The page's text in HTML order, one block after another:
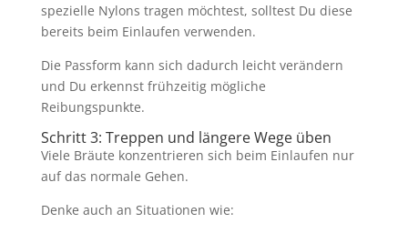
spezielle Nylons tragen möchtest, solltest Du diese
bereits beim Einlaufen verwenden.
Die Passform kann sich dadurch leicht verändern
und Du erkennst frühzeitig mögliche
Reibungspunkte.
Schritt 3: Treppen und längere Wege üben
Viele Bräute konzentrieren sich beim Einlaufen nur
auf das normale Gehen.
Denke auch an Situationen wie: